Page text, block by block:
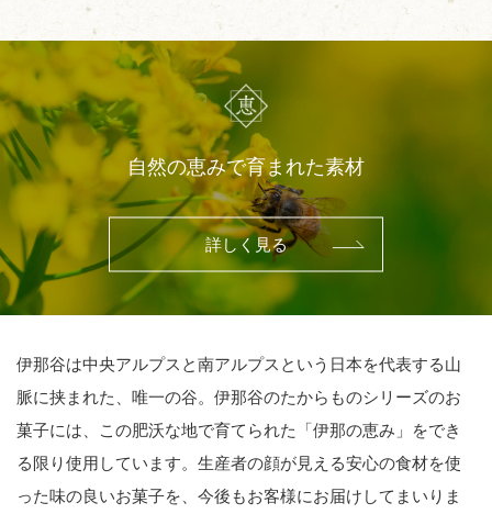
自然の恵みで育まれた素材
詳しく見る
伊那谷は中央アルプスと南アルプスという日本を代表する山
脈に挟まれた、唯一の谷。伊那谷のたからものシリーズのお
菓子には、この肥沃な地で育てられた「伊那の恵み」をでき
る限り使用しています。生産者の顔が見える安心の食材を使
った味の良いお菓子を、今後もお客様にお届けしてまいりま